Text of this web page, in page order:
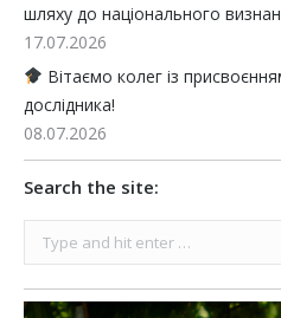
шляху до національного
17.07.2026
Вітаємо колег із
дослідника!
08.07.2026
Search the site: